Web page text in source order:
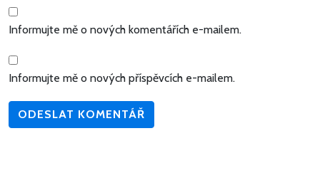
Informujte mě o nových komentářích e-mailem.
Informujte mě o nových příspěvcích e-mailem.